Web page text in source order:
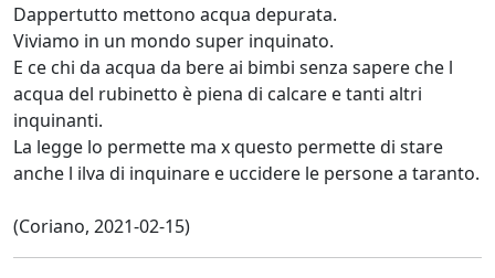
Dappertutto mettono acqua depurata.
Viviamo in un mondo super inquinato.
E ce chi da acqua da bere ai bimbi senza sapere che l
acqua del rubinetto è piena di calcare e tanti altri
inquinanti.
La legge lo permette ma x questo permette di stare
anche l ilva di inquinare e uccidere le persone a taranto.
(Coriano, 2021-02-15)